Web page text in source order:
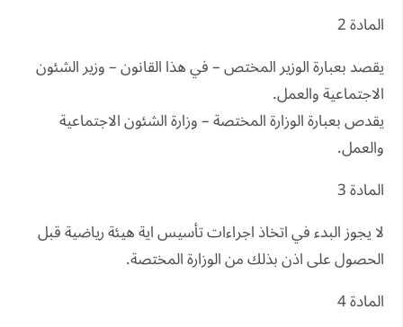
المادة 2
يقصد بعبارة الوزير المختص – في هذا القانون – وزير الشئون
الاجتماعية والعمل.
يقدص بعبارة الوزارة المختصة – وزارة الشئون الاجتماعية
والعمل.
المادة 3
لا يجوز البدء في اتخاذ اجراءات تأسيس اية هيئة رياضية قبل
الحصول على اذن بذلك من الوزارة المختصة.
المادة 4